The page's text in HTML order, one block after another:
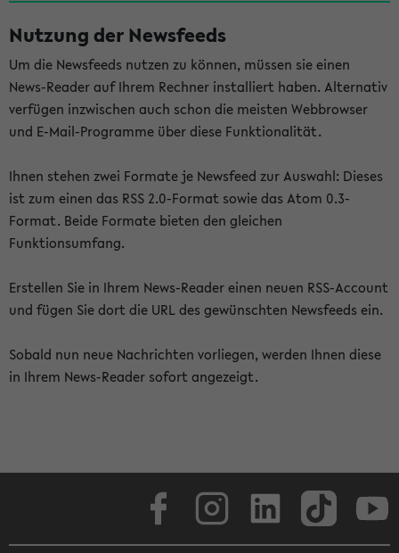
Nutzung der Newsfeeds
Um die Newsfeeds nutzen zu können, müssen sie einen
News-Reader auf Ihrem Rechner installiert haben. Alternativ
verfügen inzwischen auch schon die meisten Webbrowser
und E-Mail-Programme über diese Funktionalität.
Ihnen stehen zwei Formate je Newsfeed zur Auswahl: Dieses
ist zum einen das RSS 2.0-Format sowie das Atom 0.3-
Format. Beide Formate bieten den gleichen
Funktionsumfang.
Erstellen Sie in Ihrem News-Reader einen neuen RSS-Account
und fügen Sie dort die URL des gewünschten Newsfeeds ein.
Sobald nun neue Nachrichten vorliegen, werden Ihnen diese
in Ihrem News-Reader sofort angezeigt.